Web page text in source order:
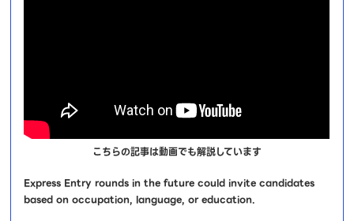
こちらの記事は動画でも解説しています
Express Entry rounds in the future could invite candidates
based on occupation, language, or education.